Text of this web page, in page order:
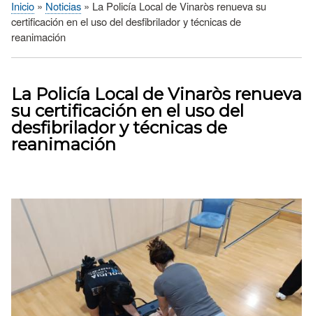
Sobrescribir
enlaces
de
a
la
navegación
Inicio Noticias
La Policía Local de Vinaròs renueva su
certificación en el uso del desfibrilador y técnicas de
reanimación
La Policía Local de Vinaròs renueva
su certificación en el uso del
desfibrilador y técnicas de
reanimación